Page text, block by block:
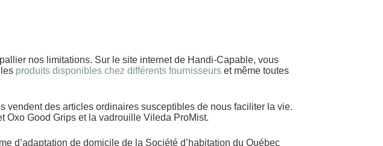
nos limitations. Sur le site internet de Handi-Capable, vous
produits disponibles chez différents fournisseurs et même toutes
vendent des articles ordinaires susceptibles de nous faciliter la vie.
Oxo Good Grips et la vadrouille Vileda ProMist.
d’adaptation de domicile de la Société d’habitation du Québec